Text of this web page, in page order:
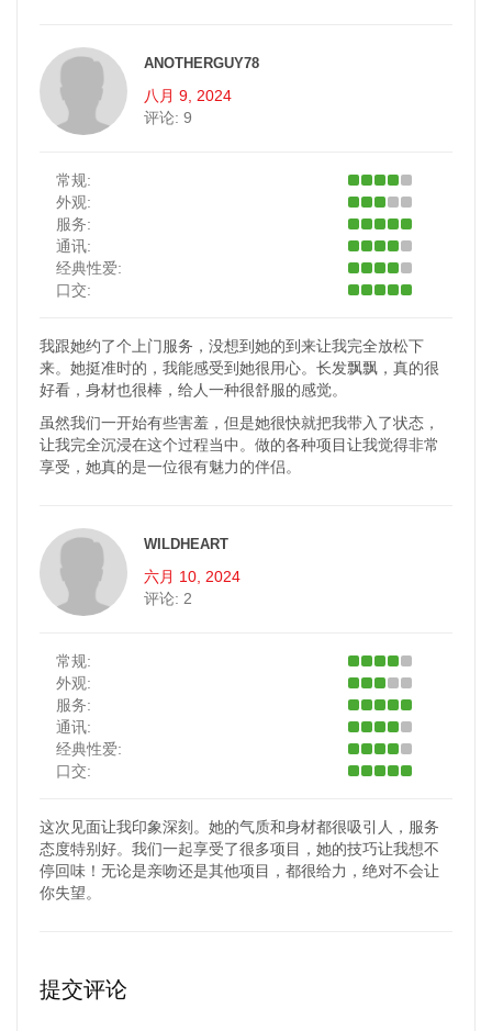
ANOTHERGUY78
八月 9, 2024
评论: 9
常规:
外观:
服务:
通讯:
经典性爱:
口交:
我跟她约了个上门服务，没想到她的到来让我完全放松下
来。她挺准时的，我能感受到她很用心。长发飘飘，真的很
好看，身材也很棒，给人一种很舒服的感觉。
虽然我们一开始有些害羞，但是她很快就把我带入了状态，
让我完全沉浸在这个过程当中。做的各种项目让我觉得非常
享受，她真的是一位很有魅力的伴侣。
WILDHEART
六月 10, 2024
评论: 2
常规:
外观:
服务:
通讯:
经典性爱:
口交:
这次见面让我印象深刻。她的气质和身材都很吸引人，服务
态度特别好。我们一起享受了很多项目，她的技巧让我想不
停回味！无论是亲吻还是其他项目，都很给力，绝对不会让
你失望。
提交评论